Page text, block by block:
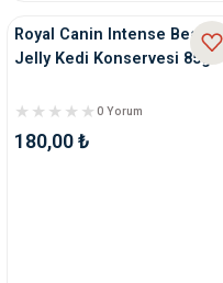
Royal Canin Intense Beauty
Jelly Kedi Konservesi 85gr
0 Yorum
180,00 ₺